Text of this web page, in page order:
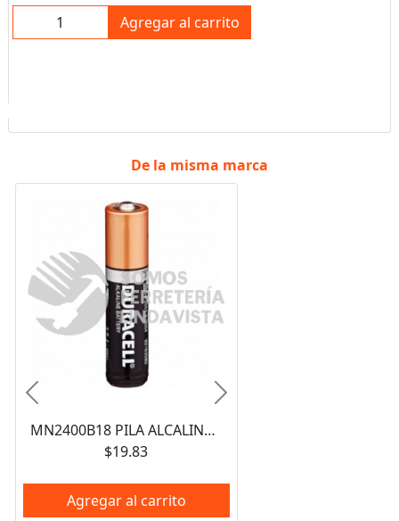
Agregar al carrito
De la misma marca
MN2400B18 PILA ALCALINA AAA (1 PIEZA) DURACELL
$19.83
Agregar al carrito
Anterior Siguiente